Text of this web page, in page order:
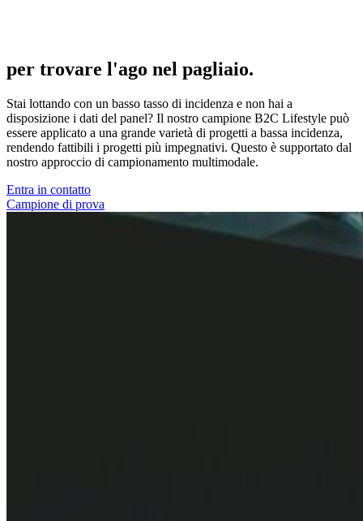
per trovare l'ago nel pagliaio.
Stai lottando con un basso tasso di incidenza e non hai a
disposizione i dati del panel? Il nostro campione B2C Lifestyle può
essere applicato a una grande varietà di progetti a bassa incidenza,
rendendo fattibili i progetti più impegnativi. Questo è supportato dal
nostro approccio di campionamento multimodale.
Entra in contatto
Campione di prova